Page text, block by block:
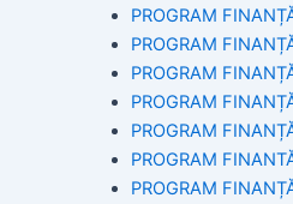
PROGRAM
PROGRAM
PROGRAM
PROGRAM
PROGRAM
PROGRAM
PROGRAM